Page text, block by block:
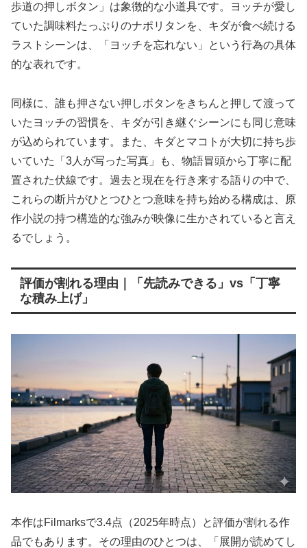
歩道の押しボタン」は象徴的な小道具です。ヨッチが愛し
ていた調味料たっぷりのナポリタンを、キダが食べ続ける
ラストシーンは、「ヨッチを忘れない」という行為の具体
的な表れです。
同様に、誰も押さない押しボタンをきちんと押して渡って
いたヨッチの習慣を、キダが引き継ぐシーンにも同じ意味
が込められています。また、キダとマコトが大切に持ち歩
いていた「3人が写った写真」も、物語冒頭から丁寧に配
置された伏線です。過去と現在を行き来する語りの中で、
これらの断片がひとつひとつ意味を持ち始める構成は、原
作小説の持つ構造的な強みが映像に生かされていると言え
るでしょう。
評価が割れる理由｜「先読みできる」vs「丁寧
な積み上げ」
本作はFilmarksで3.4点（2025年時点）と評価が割れる作
品でもあります。その理由のひとつは、「展開が読めてし